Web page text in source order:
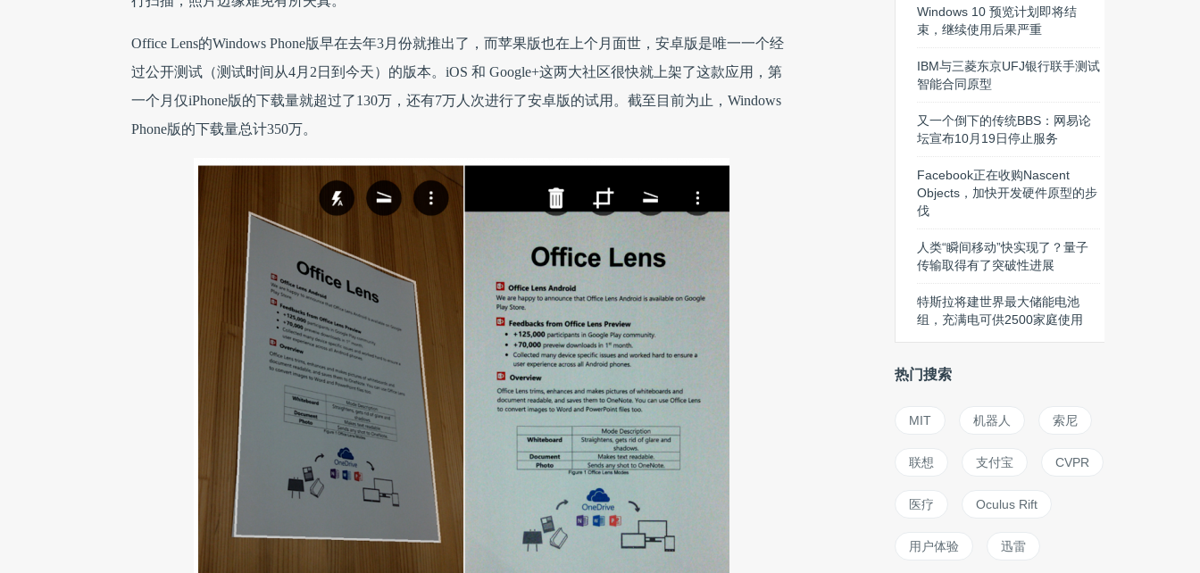
Office Lens的Windows Phone版早在去年3月份就推出了，而苹果版也在上个月面世，安卓版是唯一一个经
过公开测试（测试时间从4月2日到今天）的版本。iOS 和 Google+这两大社区很快就上架了这款应用，第
一个月仅iPhone版的下载量就超过了130万，还有7万人次进行了安卓版的试用。截至目前为止，Windows
Phone版的下载量总计350万。
Windows 10 预览计划即将结
束，继续使用后果严重
IBM与三菱东京UFJ银行联手测试
智能合同原型
又一个倒下的传统BBS：网易论
坛宣布10月19日停止服务
Facebook正在收购Nascent
Objects，加快开发硬件原型的步
伐
人类“瞬间移动”快实现了？量子
传输取得有了突破性进展
特斯拉将建世界最大储能电池
组，充满电可供2500家庭使用
热门搜索
MIT 机器人 索尼
联想 支付宝 CVPR
医疗 Oculus Rift
用户体验 迅雷